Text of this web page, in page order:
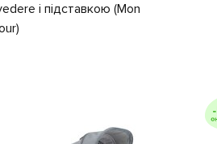
і підставкою (Mon